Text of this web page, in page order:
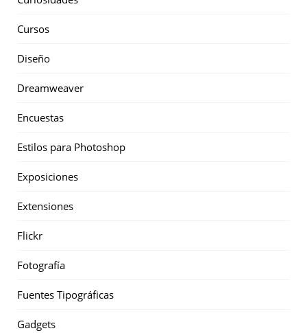
Cursos
Diseño
Dreamweaver
Encuestas
Estilos para Photoshop
Exposiciones
Extensiones
Flickr
Fotografía
Fuentes Tipográficas
Gadgets